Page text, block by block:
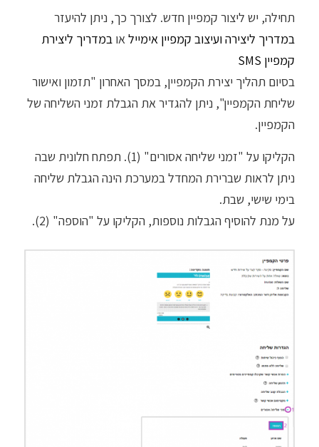
תחילה, יש ליצור קמפיין חדש. לצורך כך, ניתן להיעזר
במדריך ליצירה ועיצוב קמפיין אימיילאו במדריך ליצירת
קמפיין SMS
בסיום תהליך יצירת הקמפיין, במסך האחרון "תזמון ואישור
שליחת הקמפיין", ניתן להגדיר את הגבלת זמני השליחה של
הקמפיין.
הקליקו על "זמני שליחה אסורים" (1). תפתח חלונית שבה
ניתן לראות שברירת המחדל במערכת הינה הגבלת שליחה
בימי שישי, שבת.
על מנת להוסיף הגבלות נוספות, הקליקו על "הוספה" (2).